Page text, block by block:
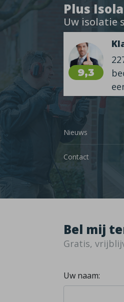
Plus
Uw isolatie
9,3
Nieuws
Contact
Bel mij
Gratis,
Uw naam: